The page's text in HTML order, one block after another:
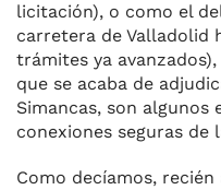
licitación), o como el
carretera de Valladolid
trámites ya
que se acaba de
Simancas, son algunos
conexiones seguras de
Como decíamos,